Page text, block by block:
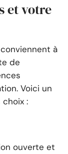
et votre
à
de
Voici un
:
ouverte et